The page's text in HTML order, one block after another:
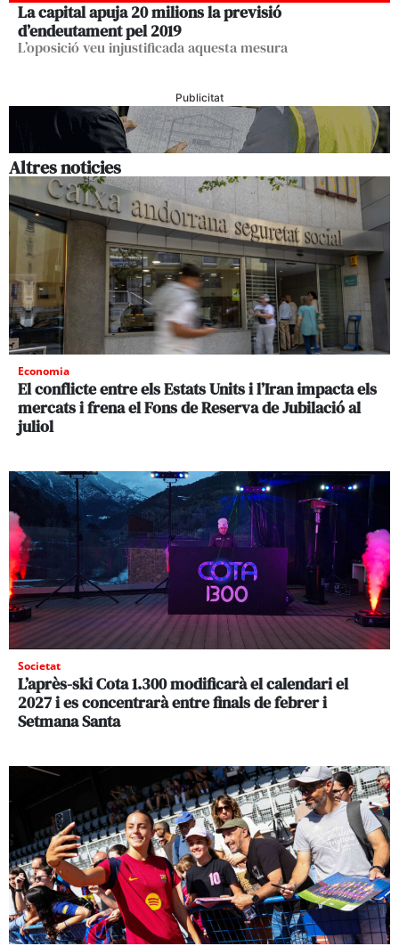
La capital apuja 20 milions la previsió
d’endeutament pel 2019
L’oposició veu injustificada aquesta mesura
Publicitat
Altres noticies
Economia
El conflicte entre els Estats Units i l’Iran impacta els
mercats i frena el Fons de Reserva de Jubilació al
juliol
Societat
L’après-ski Cota 1.300 modificarà el calendari el
2027 i es concentrarà entre finals de febrer i
Setmana Santa